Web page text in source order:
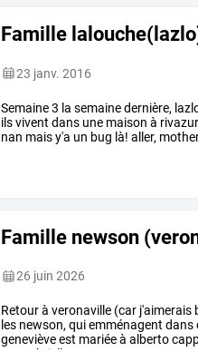
Famille
23 janv. 2016
Semaine3 la semainedernière,
ilsvivent dans une maison à rivazur
nan maisy'a un bug là! aller,
Famille newson
26 juin 2026
Retourà veronaville (car j'aimerais
les newson,quiemménagent dans
genevièveest mariéeà alberto